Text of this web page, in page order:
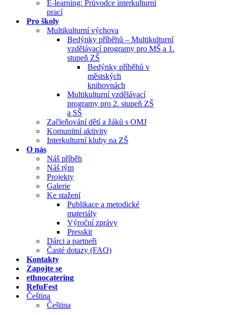
E-learning: Průvodce interkulturní
prací
Pro školy
Multikulturní výchova
Bedýnky příběhů – Multikulturní
vzdělávací programy pro MŠ a 1.
stupeň ZŠ
Bedýnky příběhů v
městských
knihovnách
Multikulturní vzdělávací
programy pro 2. stupeň ZŠ
a SŠ
Začleňování dětí a žáků s OMJ
Komunitní aktivity
Interkulturní kluby na ZŠ
O nás
Náš příběh
Náš tým
Projekty
Galerie
Ke stažení
Publikace a metodické
materiály
Výroční zprávy
Presskit
Dárci a partneři
Časté dotazy (FAQ)
Kontakty
Zapojte se
ethnocatering
RefuFest
Čeština
Čeština